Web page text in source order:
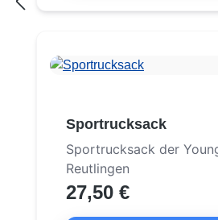
Sportrucksack
Sportrucksack der
Reutlingen
27,50 €